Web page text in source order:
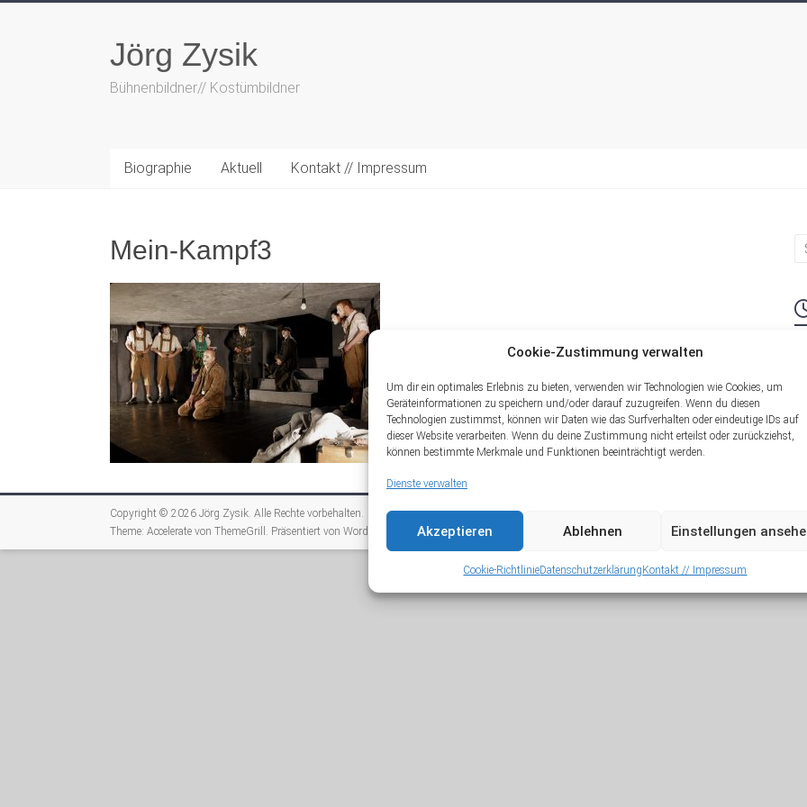
Cookie-Zustimmung verwalten
Um dir ein optimales Erlebnis zu bieten, verwenden wir Technologien wie Cookies, um
Geräteinformationen zu speichern und/oder darauf zuzugreifen. Wenn du diesen
Technologien zustimmst, können wir Daten wie das Surfverhalten oder eindeutige IDs auf
dieser Website verarbeiten. Wenn du deine Zustimmung nicht erteilst oder zurückziehst,
können bestimmte Merkmale und Funktionen beeinträchtigt werden.
Dienste verwalten
Akzeptieren Ablehnen Einstellungen
Cookie-RichtlinieDatenschutzerklärung Kontakt // Impressum
Jörg Zysik
Bühnenbildner// Kostümbildner
Biographie Aktuell Kontakt // Impressum
Mein-Kampf3
Copyright © 2026 Jörg Zysik. Alle Rechte vorbehalten.
Theme: Accelerate von ThemeGrill. Präsentiert von WordPress